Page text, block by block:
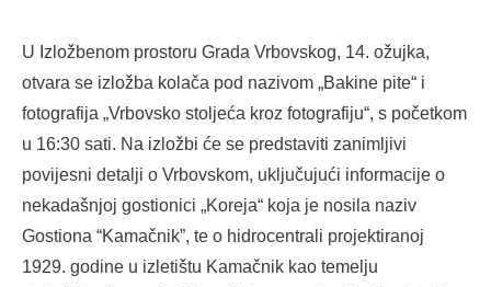
U Izložbenom prostoru Grada Vrbovskog, 14. ožujka,
otvara se izložba kolača pod nazivom „Bakine pite“ i
fotografija „Vrbovsko stoljeća kroz fotografiju“, s početkom
u 16:30 sati. Na izložbi će se predstaviti zanimljivi
povijesni detalji o Vrbovskom, uključujući informacije o
nekadašnjoj gostionici „Koreja“ koja je nosila naziv
Gostiona “Kamačnik”, te o hidrocentrali projektiranoj
1929. godine u izletištu Kamačnik kao temelju